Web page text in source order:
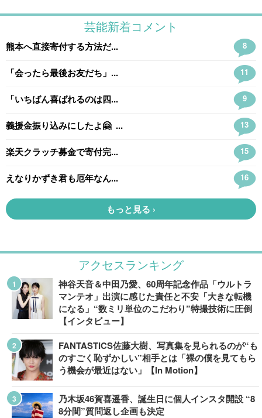
アクセスランキング
神谷天音＆中田乃愛、60周年記念作品「ウルトラ
マンテオ」出演に感じた責任と不安「大きな転機
になる」“数ミリ単位のこだわり”特撮技術に圧倒
【インタビュー】
FANTASTICS佐藤大樹、写真集を見られるのが“も
のすごく恥ずかしい”相手とは「裸の僕を見てもら
う機会が最近はない」【In Motion】
乃木坂46賀喜遥香、誕生日に個人インスタ開設 “8
8分間”質問返し企画も決定